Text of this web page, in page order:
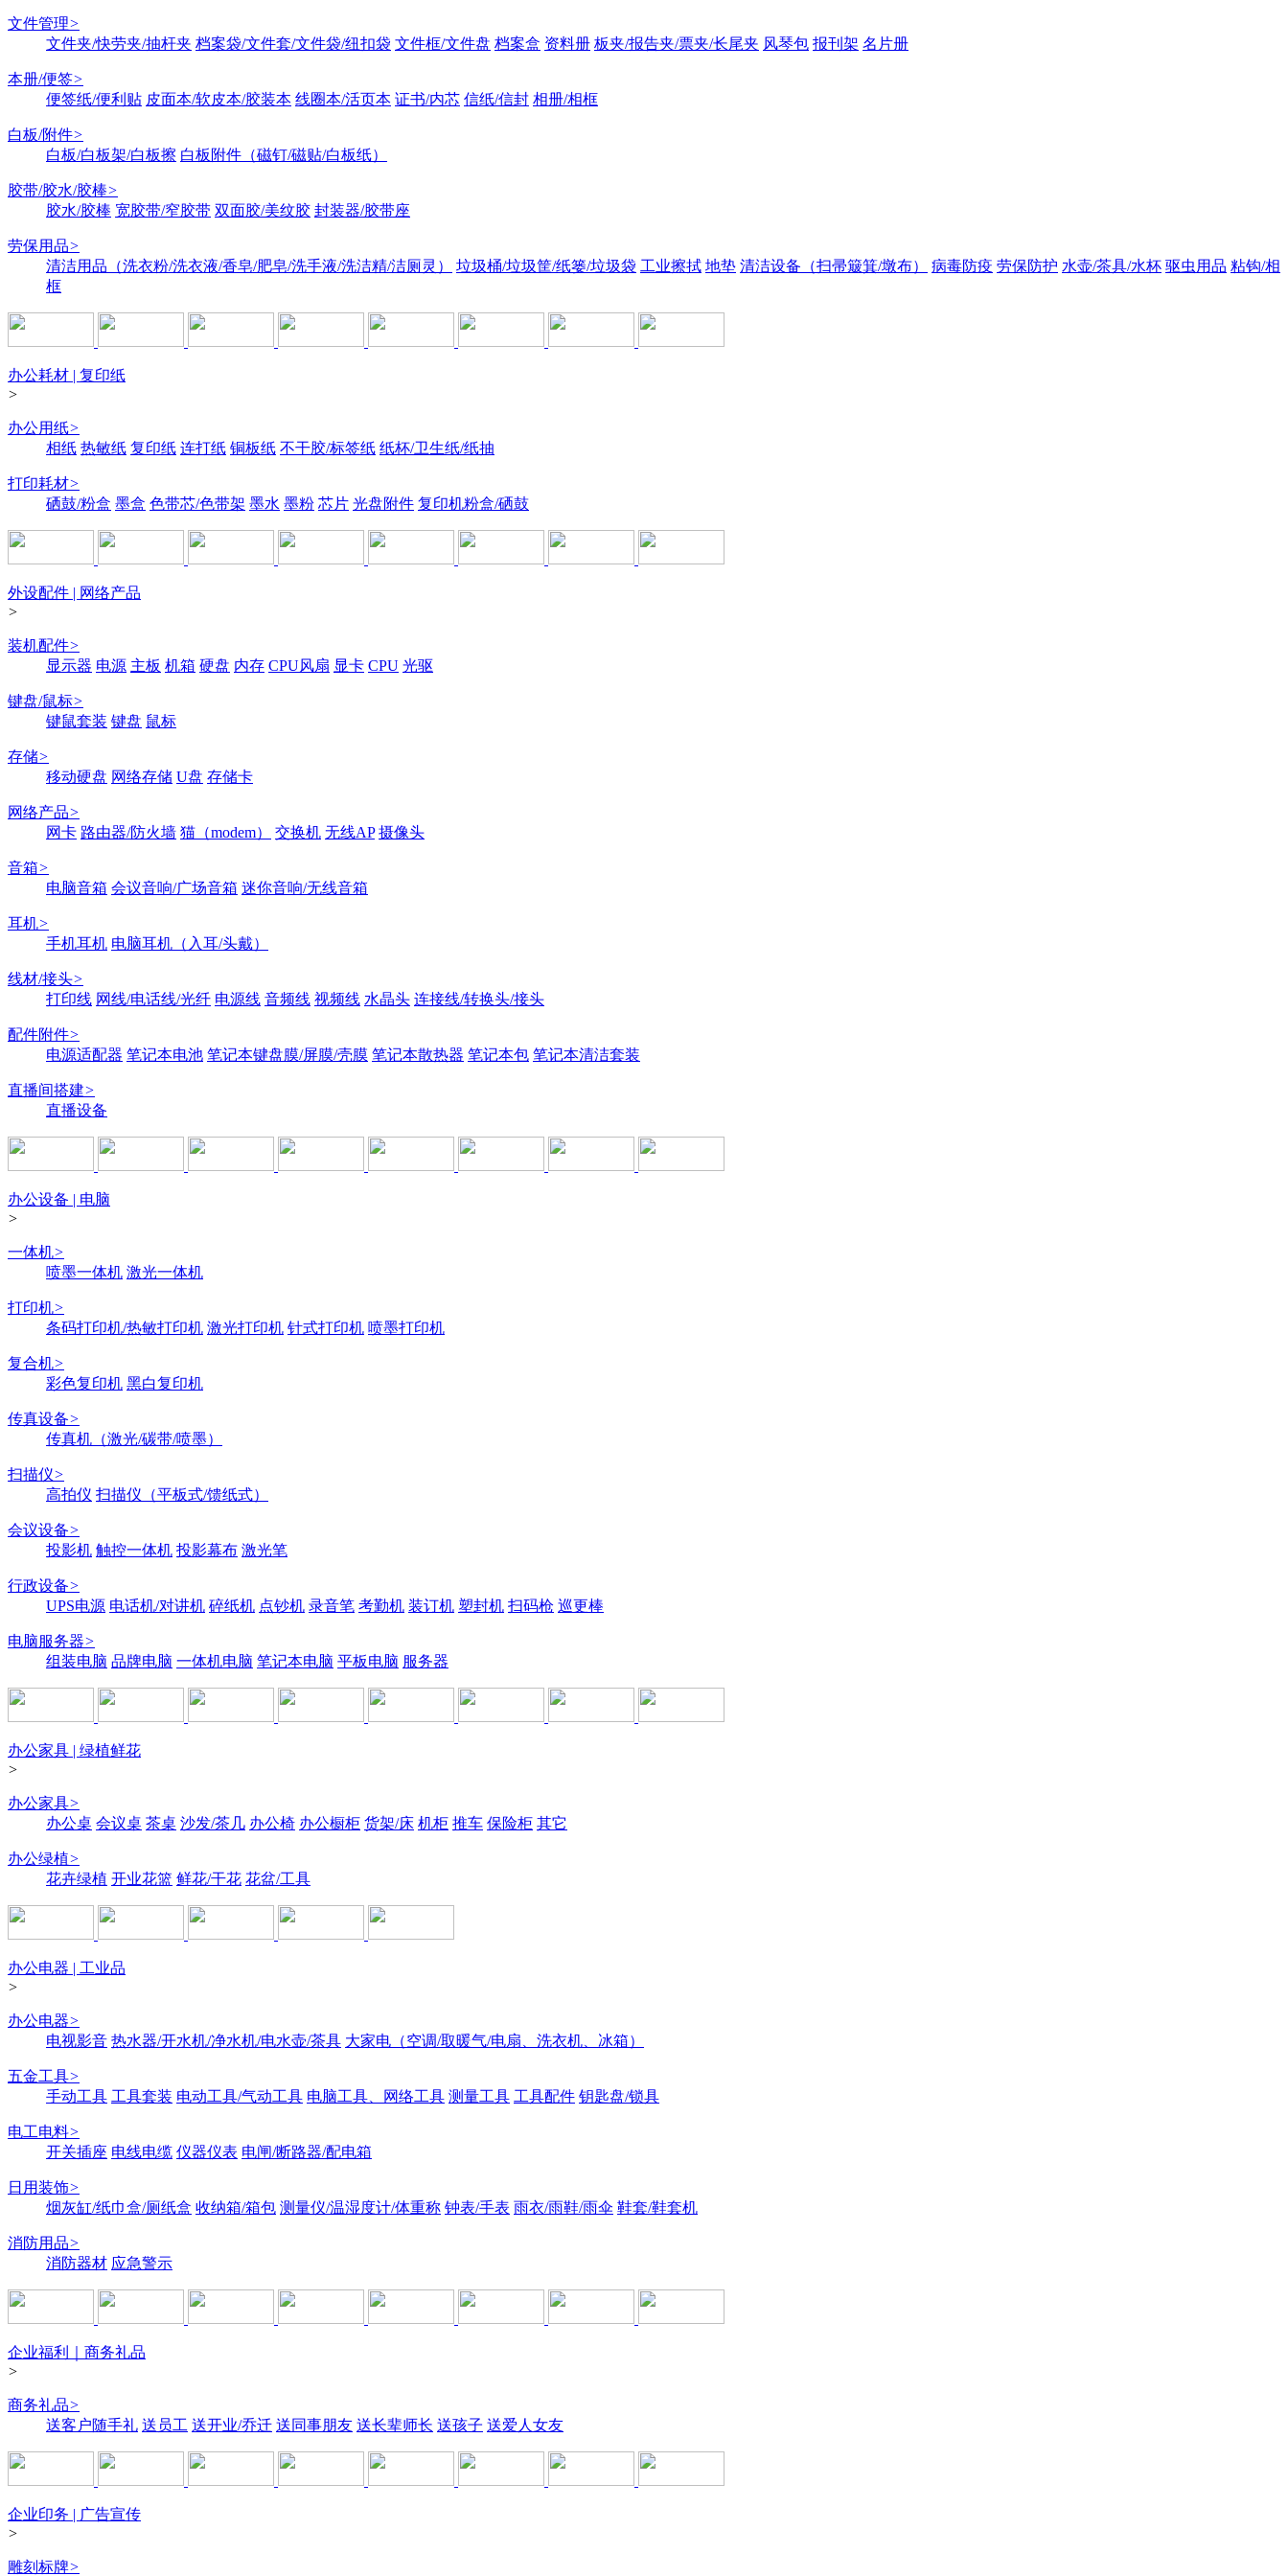
文件管理>
文件夹/快劳夹/抽杆夹 档案袋/文件套/文件袋/纽扣袋 文件框/文件盘 档案盒 资料册 板夹/报告夹/票夹/长尾夹 风琴包 报刊架 名片册
本册/便签>
便签纸/便利贴 皮面本/软皮本/胶装本 线圈本/活页本 证书/内芯 信纸/信封 相册/相框
白板/附件>
白板/白板架/白板擦 白板附件（磁钉/磁贴/白板纸）
胶带/胶水/胶棒>
胶水/胶棒 宽胶带/窄胶带 双面胶/美纹胶 封装器/胶带座
劳保用品>
清洁用品（洗衣粉/洗衣液/香皂/肥皂/洗手液/洗洁精/洁厕灵）
垃圾桶/垃圾筐/纸篓/垃圾袋 工业擦拭 地垫 清洁设备（扫帚簸箕/墩布） 病毒防疫 劳保防护 水壶/茶具/水杯 驱虫用品 粘钩/相
框
办公耗材 | 复印纸
>
办公用纸>
相纸 热敏纸 复印纸 连打纸 铜板纸 不干胶/标签纸 纸杯/卫生纸/纸抽
打印耗材>
硒鼓/粉盒 墨盒 色带芯/色带架 墨水 墨粉 芯片 光盘附件 复印机粉盒/硒鼓
外设配件 | 网络产品
>
装机配件>
显示器 电源 主板 机箱 硬盘 内存 CPU风扇 显卡 CPU 光驱
键盘/鼠标>
键鼠套装 键盘 鼠标
存储>
移动硬盘 网络存储 U盘 存储卡
网络产品>
网卡 路由器/防火墙 猫（modem） 交换机 无线AP 摄像头
音箱>
电脑音箱 会议音响/广场音箱 迷你音响/无线音箱
耳机>
手机耳机 电脑耳机（入耳/头戴）
线材/接头>
打印线 网线/电话线/光纤 电源线 音频线 视频线 水晶头 连接线/转换头/接头
配件附件>
电源适配器 笔记本电池 笔记本键盘膜/屏膜/壳膜 笔记本散热器 笔记本包 笔记本清洁套装
直播间搭建>
直播设备
办公设备 | 电脑
>
一体机>
喷墨一体机 激光一体机
打印机>
条码打印机/热敏打印机 激光打印机 针式打印机 喷墨打印机
复合机>
彩色复印机 黑白复印机
传真设备>
传真机（激光/碳带/喷墨）
扫描仪>
高拍仪 扫描仪（平板式/馈纸式）
会议设备>
投影机 触控一体机 投影幕布 激光笔
行政设备>
UPS电源 电话机/对讲机 碎纸机 点钞机 录音笔 考勤机 装订机 塑封机 扫码枪 巡更棒
电脑服务器>
组装电脑 品牌电脑 一体机电脑 笔记本电脑 平板电脑 服务器
办公家具 | 绿植鲜花
>
办公家具>
办公桌 会议桌 茶桌 沙发/茶几 办公椅 办公橱柜 货架/床 机柜 推车 保险柜 其它
办公绿植>
花卉绿植 开业花篮 鲜花/干花 花盆/工具
办公电器 | 工业品
>
办公电器>
电视影音 热水器/开水机/净水机/电水壶/茶具 大家电（空调/取暖气/电扇、洗衣机、冰箱）
五金工具>
手动工具 工具套装 电动工具/气动工具 电脑工具、网络工具 测量工具 工具配件 钥匙盘/锁具
电工电料>
开关插座 电线电缆 仪器仪表 电闸/断路器/配电箱
日用装饰>
烟灰缸/纸巾盒/厕纸盒 收纳箱/箱包 测量仪/温湿度计/体重称 钟表/手表 雨衣/雨鞋/雨伞 鞋套/鞋套机
消防用品>
消防器材 应急警示
企业福利｜商务礼品
>
商务礼品>
送客户随手礼 送员工 送开业/乔迁 送同事朋友 送长辈师长 送孩子 送爱人女友
企业印务 | 广告宣传
>
雕刻标牌>